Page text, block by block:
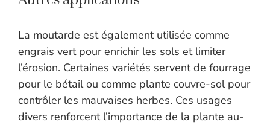
La moutarde est également utilisée comme
engrais vert pour enrichir les sols et limiter
l’érosion. Certaines variétés servent de fourrage
pour le bétail ou comme plante couvre-sol pour
contrôler les mauvaises herbes. Ces usages
divers renforcent l’importance de la plante au-